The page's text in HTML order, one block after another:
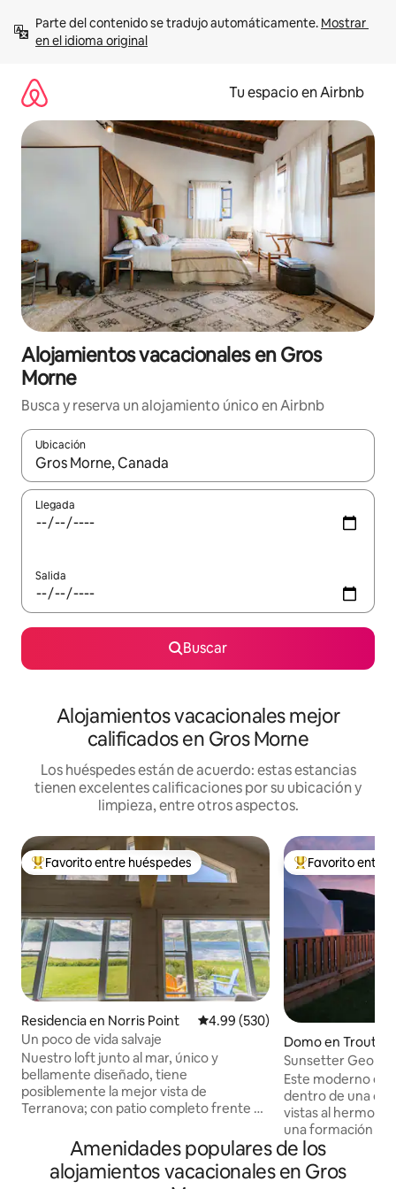
contenido
Parte del contenido se tradujo automáticamente. Mostrar
en el idioma original
Tu espacio en Airbnb
Alojamientos vacacionales en Gros
Morne
Busca y reserva un alojamiento único en Airbnb
Ubicación
Cuando los resultados estén disponibles, podrás navegar
Llegada
Salida
Buscar
Alojamientos vacacionales mejor
calificados en Gros Morne
Los huéspedes están de acuerdo: estas estancias
tienen excelentes calificaciones por su ubicación y
limpieza, entre otros aspectos.
De los mejores en Favorito entre huéspedes
Favorito entre huéspedes
Residencia en Norris Point Calificación promedio: 4.99 de
4.99 (530)
Un poco de vida salvaje
Nuestro loft junto al mar, único y
bellamente diseñado, tiene
posiblemente la mejor vista de
Terranova; con patio completo frente al
temporada (!!), actividades para familias
cercanas, restaurantes y lugares de
música. Te encantará nuestro
De los mejores
Favorito entre
Domo en Trout
Sunsetter Geo
Glamping (4/4)
Este moderno
dentro de una
vistas al hermoso
una formación
los lugareños
Elefante. Una
un cómodo
Amenidades populares de los
alojamientos vacacionales en Gros